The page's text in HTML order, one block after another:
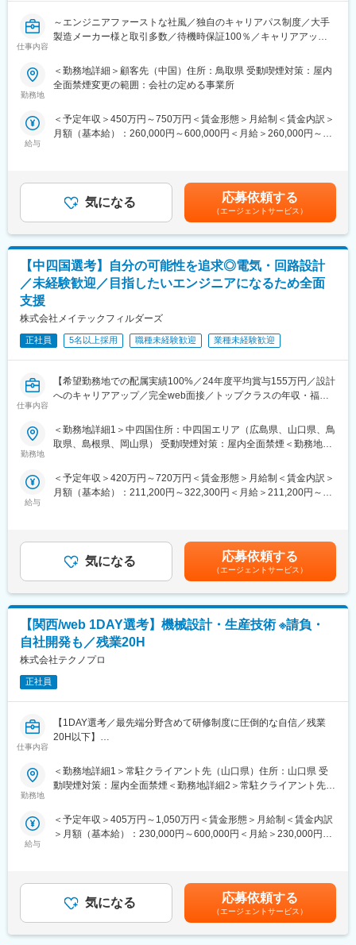
・持株会や確定拠出年金などの資産形成サポートも充実
変更の範囲：会社の定める業務
発
◇半導体関連：有機ELなどの設計・開発
＼社会人の基礎から次のステップを見通した制度／
アサイン後もフォロー制度が充実。一人前のエンジニアとして立
ち上がれるよう、成長を支えています。
・EAP（Employee Assistance Program）
・キャリア支援「ソロフライトプラン」：社会人基礎力講座を受
講でステップごとに１万円支給
・メンタル支援「ココロケアサポート」：営業担当に話しづらい
ことも相談できるカウンセリング
・全国7か所の研修センターでの実地・オンライン研修にて、「講
義×実践×自己学習」のサイクルで学習可
・卒業制度：客先への転籍を後押ししています。客先から打診の
■当社の魅力
人材会社から製造支援会社・人材教育会社へとシフトし、今後は
なります。
仕事内容
～エンジニアファーストな社風／独自のキャリアパス制度／大手
製造メーカー様と取引多数／待機時保証100％／キャリアアップ
＼同社のオススメポイント！／
均残業時間15時間程度／社宅制度充実
★研修・教育体制充実★
大手自動車・航空機・人工衛星・半導体・産業機械など、広範な
分野での機械設計に携わるエンジニアの派遣事業を展開しており
ます。
★その他★
エンジニアファーストの社風／入社後2年間、毎月3000円の支給
がございます。エンジニアの方へのフォローが充実しておりま
す。
「人材」×「製造」×「技術」にて、大手メーカー様の製造・技術
支援を行っている同社にて、電気・電子設計をご担当いただきま
す。
＼こんな方がご活躍されています！／
・自身のスキルを様々な現場でさらに磨いていきたい方！
■フォロー体制
・キャリア支援「ソロフライトプラン」
・メンタル支援「ココロケアサポート」
電気・電子設計（アナログ・デジタル回路、マイコン・無線・電
源回路、LSI、レイアウト、生産設備等）、解析、評価等をお任せ
します。
■案件例
◇自動車関連：自動運転アシストシステムの開発
◇宇宙・航空関連：航空機／ジェットエンジン用の制御回路シス
テム設計・開発
◇半導体関連：有機ELなどの設計・開発
■当社の魅力
人材会社から製造支援会社・人材教育会社へとシフトし、今後は
WIN・WIN・WINの関係を構築できる事業を行えることが魅力と
なります。
勤務地
＜勤務地詳細＞顧客先（中国）住所：鳥取県 受動喫煙対策：屋内
全面禁煙変更の範囲：会社の定める事業所
給与
＜予定年収＞450万円～750万円＜賃金形態＞月給制＜賃金内訳＞
月額（基本給）：260,000円～600,000円＜月給＞260,000円～
気になる 応募依頼する
（エージェントサービス）
【中四国選考】自分の可能性を追求◎電気・回路設計
／未経験歓迎／目指したいエンジニアになるため全面
支援
株式会社メイテックフィルダーズ
正社員 5名以上採用 職種未経験歓迎 業種未経験歓迎
仕事内容
【希望勤務地での配属実績100%／24年度平均賞与155万円／設計
へのキャリアアップ／完全web面接／トップクラスの年収・福利
日本を代表する大手・中堅メーカーにて、電気・電子の設計開発
等を担当頂きます。未経験者も多数入社しています。
【入社後の研修概要】
・自身の得意・苦手分野を可視化し、以降の研修内容に活用しま
す。
・未経験入社者は独自カリキュラムを受講頂きます。
【入社時：電気・電子設計職 研修例】
・基礎的電気教養の確認
・PLC、インバーター、モータ、センサの概要習得
・実装技術の基礎技術（半田付け）
・工具・測定器の取扱いと測定技術（オシロスコープ/FG等）
も行います。
・技術研修は必須のものは無く、自身の状況にあわせて好きな研
修を受講可能。
・講師はメイテックグループのエンジニアが中心で内製化を実
現。
◎社員一人当たりの1年間の研修費第5位
◎既存顧客先が中心（すでに同社先輩社員が在籍）
◎社内保有案件が可視化＆チャレンジ可能
同社はエンジニアに全国の保有案件を可視化しています。自身の
スキルを登録し、携わりたい案件のマッチング度合いを確認でき
勤務地
＜勤務地詳細1＞中四国住所：中四国エリア（広島県、山口県、鳥
取県、島根県、岡山県） 受動喫煙対策：屋内全面禁煙＜勤務地詳
勤務地詳細3＞山口県の事業所住所：山口県 受動喫煙対策：屋内
全面禁煙変更の範囲：会社の定める事業所
給与
＜予定年収＞420万円～720万円＜賃金形態＞月給制＜賃金内訳＞
月額（基本給）：211,200円～322,300円＜月給＞211,200円～
EMC認定試験業務（2）前職：産業用装置メーカー（27歳）370
万円提示年収：430万初回配属：次世代ADAS製品開発業務賃金は
あくまでも目安の金額であり、選考を通じて上下する可能性があ
ります。月給(月額)は固定手当を含めた表記です。
気になる 応募依頼する
（エージェントサービス）
【関西/web 1DAY選考】機械設計・生産技術 ※請負・
自社開発も／残業20H
株式会社テクノプロ
正社員
仕事内容
【1DAY選考／最先端分野含めて研修制度に圧倒的な自信／残業
20H以下】
部品／産業用装置等の大手メーカー）の開発現場に常駐いただ
き、開発業務に従事していただきます。
・【通信モジュール】5G通信用モジュールの製造装置の開発
・【自動車】衝突解析＜安全性能開発＞
・アナログLSI／デジタルLSI／FPGA／高周波回路／ボード回路
■入社者のお声：
・未経験であることが不安だったが、手厚い研修制度が整ってい
ることが決め手。
勤務地
＜勤務地詳細1＞常駐クライアント先（山口県）住所：山口県 受
動喫煙対策：屋内全面禁煙＜勤務地詳細2＞常駐クライアント先
細3＞常駐クライアント先（広島県）住所：広島県 受動喫煙対
策：屋内全面禁煙変更の範囲：会社の定める事業所（リモートワ
給与
＜予定年収＞405万円～1,050万円＜賃金形態＞月給制＜賃金内訳
＞月額（基本給）：230,000円～600,000円＜月給＞230,000円～
業込み】1,000万円／テクニカルエキスパート/入社3年900万円／
シニアエンジニア/入社2年800万円／チーフエンジニア/入社1年賃
金はあくまでも目安の金額であり、選考を通じて上下する可能性
があります。月給(月額)は固定手当を含めた表記です。
気になる 応募依頼する
（エージェントサービス）